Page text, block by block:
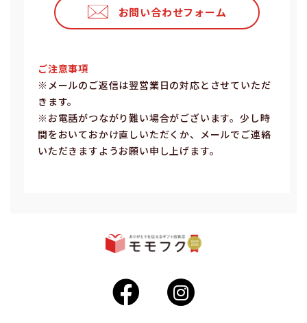
お問い合わせフォーム
ご注意事項
※メールのご返信は翌営業⽇の対応とさせていただ
きます。
※お電話がつながり難い場合がございます。少し時
間をおいておかけ直しいただくか、メールでご連絡
いただきますようお願い申し上げます。